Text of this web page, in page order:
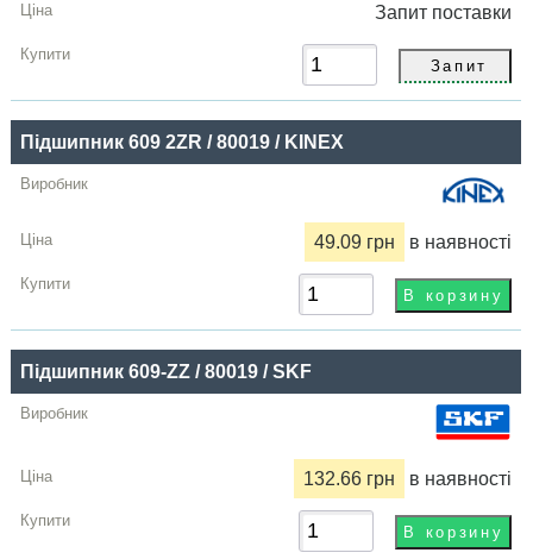
Запит поставки
Підшипник 609 2ZR / 80019 / KINEX
49.09 грн в наявності
Підшипник 609-ZZ / 80019 / SKF
132.66 грн в наявності